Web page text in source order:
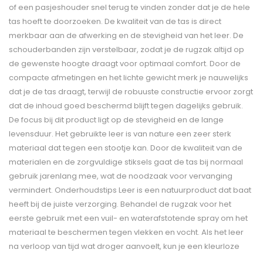
of een pasjeshouder snel terug te vinden zonder dat je de hele
tas hoeft te doorzoeken. De kwaliteit van de tas is direct
merkbaar aan de afwerking en de stevigheid van het leer. De
schouderbanden zijn verstelbaar, zodat je de rugzak altijd op
de gewenste hoogte draagt voor optimaal comfort. Door de
compacte afmetingen en het lichte gewicht merk je nauwelijks
dat je de tas draagt, terwijl de robuuste constructie ervoor zorgt
dat de inhoud goed beschermd blijft tegen dagelijks gebruik.
De focus bij dit product ligt op de stevigheid en de lange
levensduur. Het gebruikte leer is van nature een zeer sterk
materiaal dat tegen een stootje kan. Door de kwaliteit van de
materialen en de zorgvuldige stiksels gaat de tas bij normaal
gebruik jarenlang mee, wat de noodzaak voor vervanging
vermindert. Onderhoudstips Leer is een natuurproduct dat baat
heeft bij de juiste verzorging. Behandel de rugzak voor het
eerste gebruik met een vuil- en waterafstotende spray om het
materiaal te beschermen tegen vlekken en vocht. Als het leer
na verloop van tijd wat droger aanvoelt, kun je een kleurloze